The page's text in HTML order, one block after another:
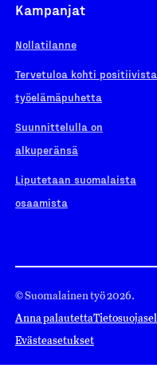
Kampanjat
Nollatilanne
Tervetuloa kohti positiivista
työelämäpuhetta
Suunnittelulla on
alkuperänsä
Liputetaan suomalaista
osaamista
© Suomalainen työ 2026.
Anna palautetta
Evästeasetukset